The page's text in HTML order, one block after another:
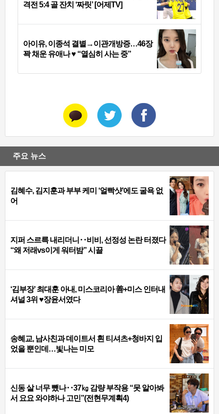
격전 5:4 골 잔치 ‘짜릿’ [어제TV]
아이유, 이종석 결별→이관개방증…46장
꽉 채운 유애나 ♥ “열심히 사는 중”
주요 뉴스
김혜수, 김지훈과 부부 케미 ‘얼빡샷’에도 굴욕 없
어
지퍼 스르륵 내리더니‥비비, 선정성 논란 터졌다
“왜 저래vs이게 워터밤” 시끌
‘김부장’ 최대훈 아내, 미스코리아 善+미스 인터내
셔널 3위 ♥장윤서였다
송혜교, 남사친과 데이트서 흰 티셔츠+청바지 입
었을 뿐인데…빛나는 미모
신동 살 너무 뺐나‥37㎏ 감량 부작용 “못 알아봐
서 요요 와야하나 고민”(전현무계획4)